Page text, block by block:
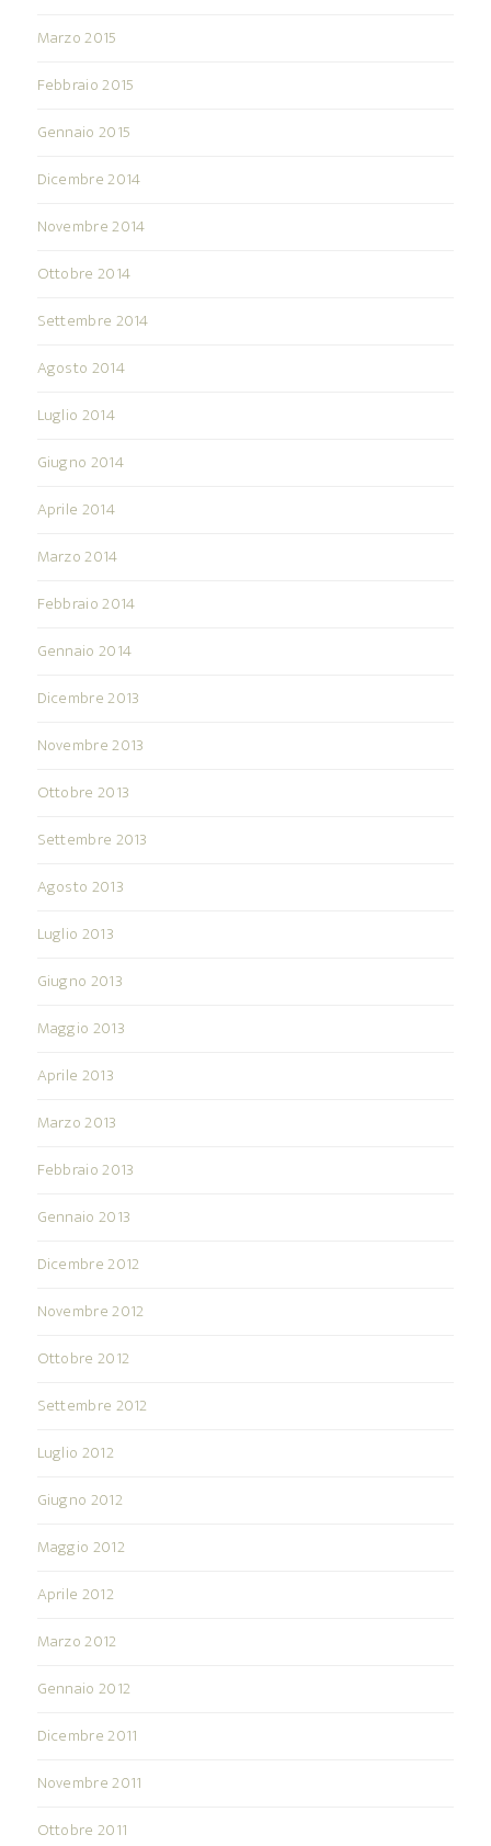
Marzo 2015
Febbraio 2015
Gennaio 2015
Dicembre 2014
Novembre 2014
Ottobre 2014
Settembre 2014
Agosto 2014
Luglio 2014
Giugno 2014
Aprile 2014
Marzo 2014
Febbraio 2014
Gennaio 2014
Dicembre 2013
Novembre 2013
Ottobre 2013
Settembre 2013
Agosto 2013
Luglio 2013
Giugno 2013
Maggio 2013
Aprile 2013
Marzo 2013
Febbraio 2013
Gennaio 2013
Dicembre 2012
Novembre 2012
Ottobre 2012
Settembre 2012
Luglio 2012
Giugno 2012
Maggio 2012
Aprile 2012
Marzo 2012
Gennaio 2012
Dicembre 2011
Novembre 2011
Ottobre 2011